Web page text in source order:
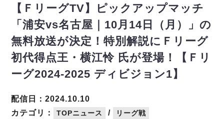
メディア情報
フットサル日本代表
その他
戦績表
警告・退場・出場停止選手
個人ランキング｜ゴール
個人ランキング｜シュート
個人ランキング｜シュート成功率
個人ランキング｜第2PK
メットライフ生命Ｆ２リーグ
エスポラーダ北海道
バルドラール浦安
フウガドールすみだ
しながわシティ
立川アスレティックFC
ペスカドーラ町田
湘南ベルマーレ
ボアルース長野
アリーナ情報 ARENA
リーグ概要 ABOUT US
リーグ概要
過去の記録 ARCHIVE
【ＦリーグTV】ピックアップマッチ
「浦安vs名古屋｜10月14日（月）」の
無料放送が決定！特別解説にＦリーグ
初代得点王・横江怜 氏が登場！【Ｆリ
ーグ2024-2025 ディビジョン1】
カテゴリ： TOPニュース / リーグ戦
配信日：2024.10.10